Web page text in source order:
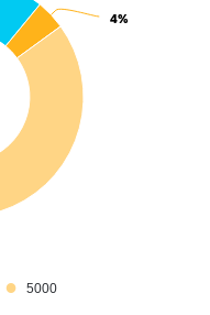
4%
4%
● 5000